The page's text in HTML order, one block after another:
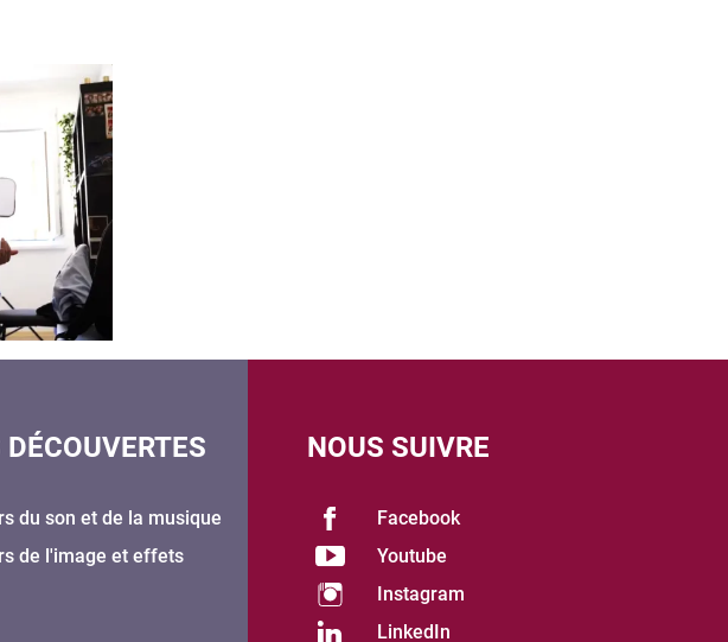
du son et de la musique
de l'image et effets
NOUS SUIVRE
Facebook
Youtube
Instagram
LinkedIn